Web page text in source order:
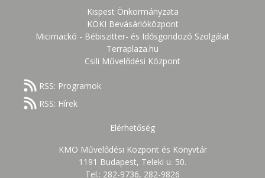
Kispest Önkormányzata
KÖKI Bevásárlóközpont
Micimackó - Bébiszitter- és Idősgondozó Szolgálat
Terraplaza.hu
Csili Művelődési Központ
RSS: Programok
RSS: Hírek
Elérhetőség
KMO Művelődési Központ és Könyvtár
1191 Budapest, Teleki u. 50.
Tel.: 282-9736, 282-9826